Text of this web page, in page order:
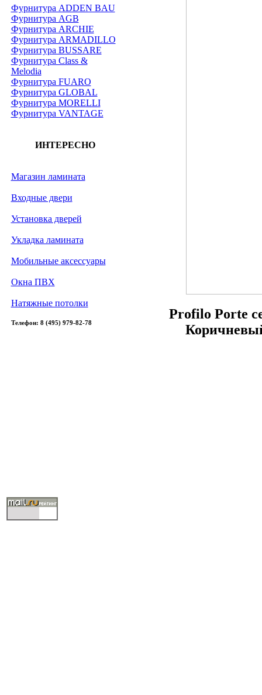
Фурнитура ADDEN BAU
Фурнитура AGB
Фурнитура ARCHIE
Фурнитура ARMADILLO
Фурнитура BUSSARE
Фурнитура Class &
Melodia
Фурнитура FUARO
Фурнитура GLOBAL
Фурнитура MORELLI
Фурнитура VANTAGE
ИНТЕРЕСНО
Магазин ламината
Входные двери
Установка дверей
Укладка ламината
Мобильные аксессуары
Окна ПВХ
Натяжные потолки
Телефон: 8 (495) 979-82-78
Profilo Porte